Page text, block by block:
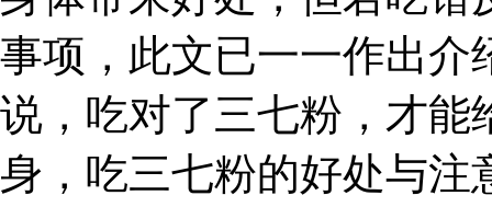
事项，此文已一一作出介
说，吃对了三七粉，才能
身，吃三七粉的好处与注